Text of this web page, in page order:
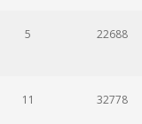
5 22688
11 32778